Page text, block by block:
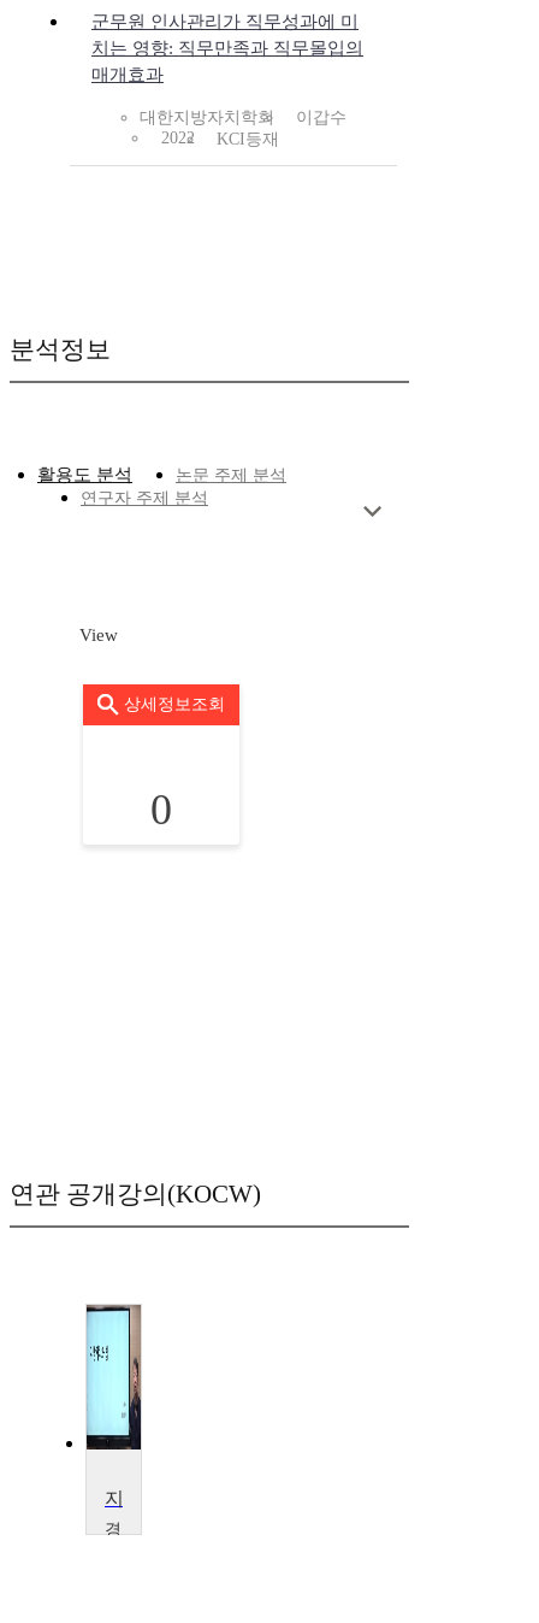
군무원 인사관리가 직무성과에 미
치는 영향: 직무만족과 직무몰입의
매개효과
대한지방자치학회
이갑수
2022
KCI등재
분석정보
활용도 분석
논문 주제 분석
연구자 주제 분석
View
상세정보조회
0
연관 공개강의(KOCW)
경